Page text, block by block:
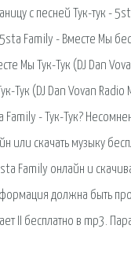
с песней Тук-тук -
Family - Вместе Мы
Мы Тук-Тук (DJ Dan
Тук (DJ Dan Vovan
Family - Тук-Тук?
или скачать музыку
Family онлайн и
должна быть
II бесплатно в mp3.